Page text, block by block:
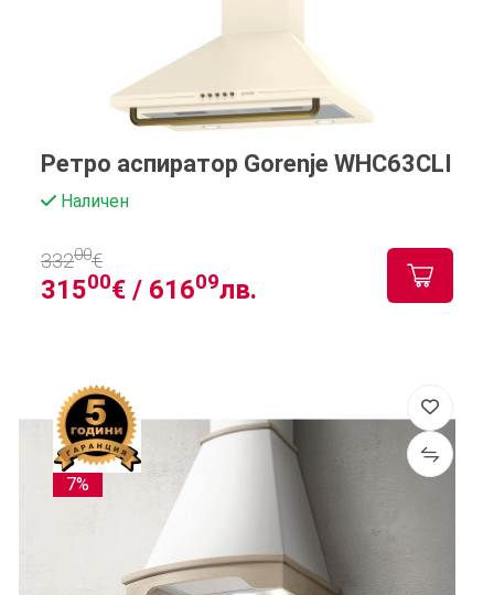
Ретро аспиратор Gorenje WHC63CLI
Наличен
31500€ / 61609лв.
33200€
7%